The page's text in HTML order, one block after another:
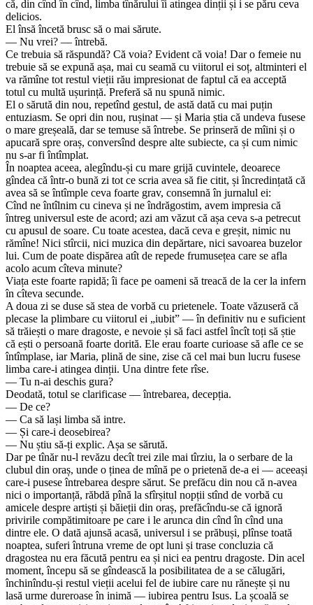
că, din cînd în cînd, limba tînărului îi atingea dinții și i se păru ceva
delicios.
El însă încetă brusc să o mai sărute.
— Nu vrei? — întrebă.
Ce trebuia să răspundă? Că voia? Evident că voia! Dar o femeie nu
trebuie să se expună așa, mai cu seamă cu viitorul ei soț, altminteri el
va rămîne tot restul vieții rău impresionat de faptul că ea acceptă
totul cu multă ușurință. Preferă să nu spună nimic.
El o sărută din nou, repetînd gestul, de astă dată cu mai puțin
entuziasm. Se opri din nou, rușinat — și Maria știa că undeva fusese
o mare greșeală, dar se temuse să întrebe. Se prinseră de mîini și o
apucară spre oraș, conversînd despre alte subiecte, ca și cum nimic
nu s-ar fi întîmplat.
În noaptea aceea, alegîndu-și cu mare grijă cuvintele, deoarece
gîndea că într-o bună zi tot ce scria avea să fie citit, și încredințată că
avea să se întîmple ceva foarte grav, consemnă în jurnalul ei:
Cînd ne întîlnim cu cineva și ne îndrăgostim, avem impresia că
întreg universul este de acord; azi am văzut că așa ceva s-a petrecut
cu apusul de soare. Cu toate acestea, dacă ceva e greșit, nimic nu
rămîne! Nici stîrcii, nici muzica din depărtare, nici savoarea buzelor
lui. Cum de poate dispărea atît de repede frumusețea care se afla
acolo acum cîteva minute?
Viața este foarte rapidă; îi face pe oameni să treacă de la cer la infern
în cîteva secunde.
A doua zi se duse să stea de vorbă cu prietenele. Toate văzuseră că
plecase la plimbare cu viitorul ei „iubit” — în definitiv nu e suficient
să trăiești o mare dragoste, e nevoie și să faci astfel încît toți să știe
că ești o persoană foarte dorită. Ele erau foarte curioase să afle ce se
întîmplase, iar Maria, plină de sine, zise că cel mai bun lucru fusese
limba care-i atingea dinții. Una dintre fete rîse.
— Tu n-ai deschis gura?
Deodată, totul se clarificase — întrebarea, decepția.
— De ce?
— Ca să lași limba să intre.
— Și care-i deosebirea?
— Nu știu să-ți explic. Așa se sărută.
Dar pe tînăr nu-l revăzu decît trei zile mai tîrziu, la o serbare de la
clubul din oraș, unde o ținea de mînă pe o prietenă de-a ei — aceeași
care-i pusese întrebarea despre sărut. Se prefăcu din nou că n-avea
nici o importanță, răbdă pînă la sfîrșitul nopții stînd de vorbă cu
amicele despre artiști și băieții din oraș, prefăcîndu-se că ignoră
privirile compătimitoare pe care i le arunca din cînd în cînd una
dintre ele. O dată ajunsă acasă, universul i se prăbuși, plînse toată
noaptea, suferi întruna vreme de opt luni și trase concluzia că
dragostea nu era făcută pentru ea și nici ea pentru dragoste. Din acel
moment, începu să se gîndească la posibilitatea de a se călugări,
închinîndu-și restul vieții acelui fel de iubire care nu rănește și nu
lasă urme dureroase în inimă — iubirea pentru Isus. La școală se